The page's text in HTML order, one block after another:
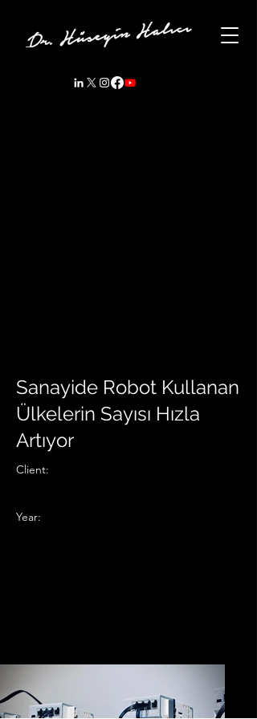
Sanayide Robot Kullanan
Ülkelerin Sayısı Hızla
Artıyor
Client:
Year: